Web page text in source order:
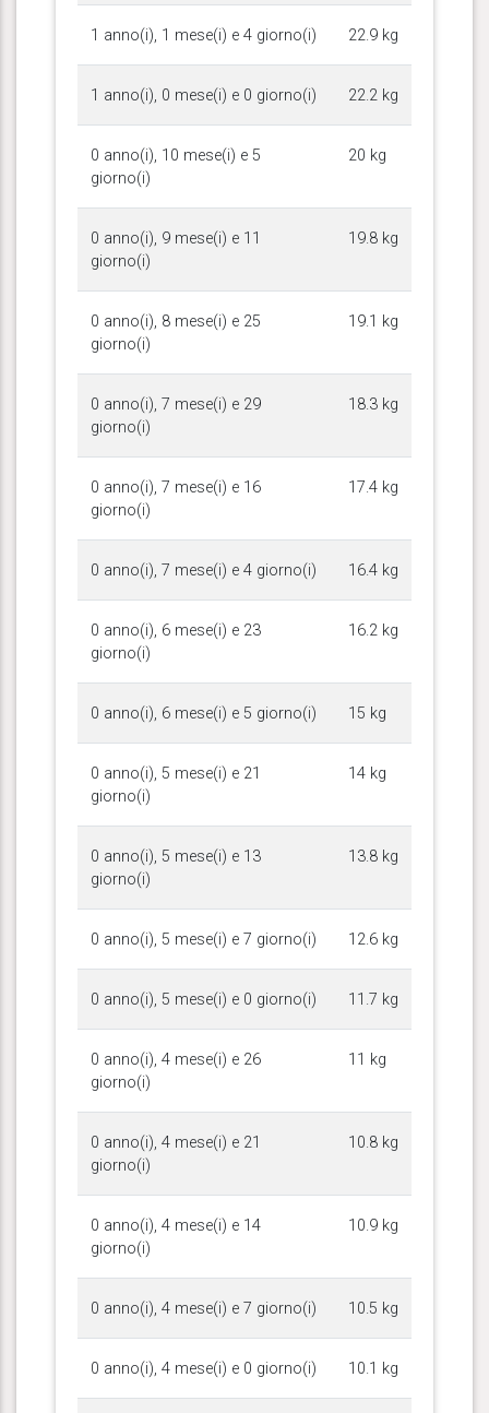
1 anno(i), 1 mese(i) e 4 giorno(i) 22.9 kg
1 anno(i), 0 mese(i) e 0 giorno(i) 22.2 kg
0 anno(i), 10 mese(i) e 5
giorno(i)
20 kg
0 anno(i), 9 mese(i) e 11
giorno(i)
19.8 kg
0 anno(i), 8 mese(i) e 25
giorno(i)
19.1 kg
0 anno(i), 7 mese(i) e 29
giorno(i)
18.3 kg
0 anno(i), 7 mese(i) e 16
giorno(i)
17.4 kg
0 anno(i), 7 mese(i) e 4 giorno(i) 16.4 kg
0 anno(i), 6 mese(i) e 23
giorno(i)
16.2 kg
0 anno(i), 6 mese(i) e 5 giorno(i) 15 kg
0 anno(i), 5 mese(i) e 21
giorno(i)
14 kg
0 anno(i), 5 mese(i) e 13
giorno(i)
13.8 kg
0 anno(i), 5 mese(i) e 7 giorno(i) 12.6 kg
0 anno(i), 5 mese(i) e 0 giorno(i) 11.7 kg
0 anno(i), 4 mese(i) e 26
giorno(i)
11 kg
0 anno(i), 4 mese(i) e 21
giorno(i)
10.8 kg
0 anno(i), 4 mese(i) e 14
giorno(i)
10.9 kg
0 anno(i), 4 mese(i) e 7 giorno(i) 10.5 kg
0 anno(i), 4 mese(i) e 0 giorno(i) 10.1 kg